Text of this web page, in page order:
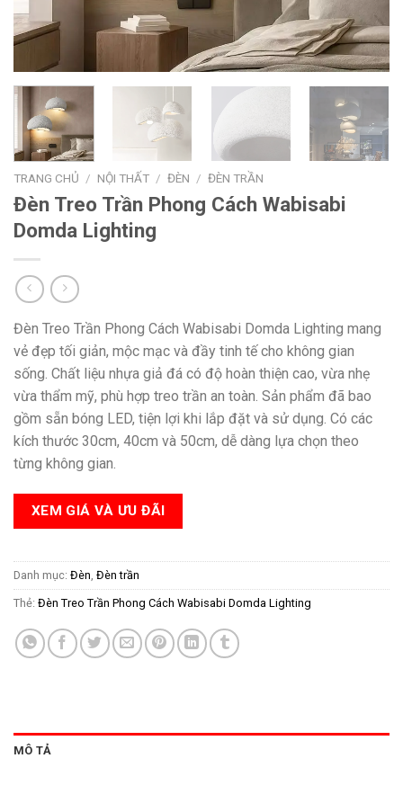
TRANG CHỦ / NỘI THẤT / ĐÈN / ĐÈN TRẦN
Đèn Treo Trần Phong Cách Wabisabi
Domda Lighting
Đèn Treo Trần Phong Cách Wabisabi Domda Lighting mang
vẻ đẹp tối giản, mộc mạc và đầy tinh tế cho không gian
sống. Chất liệu nhựa giả đá có độ hoàn thiện cao, vừa nhẹ
vừa thẩm mỹ, phù hợp treo trần an toàn. Sản phẩm đã bao
gồm sẵn bóng LED, tiện lợi khi lắp đặt và sử dụng. Có các
kích thước 30cm, 40cm và 50cm, dễ dàng lựa chọn theo
từng không gian.
XEM GIÁ VÀ ƯU ĐÃI
Danh mục: Đèn, Đèn trần
Thẻ: Đèn Treo Trần Phong Cách Wabisabi Domda Lighting
MÔ TẢ